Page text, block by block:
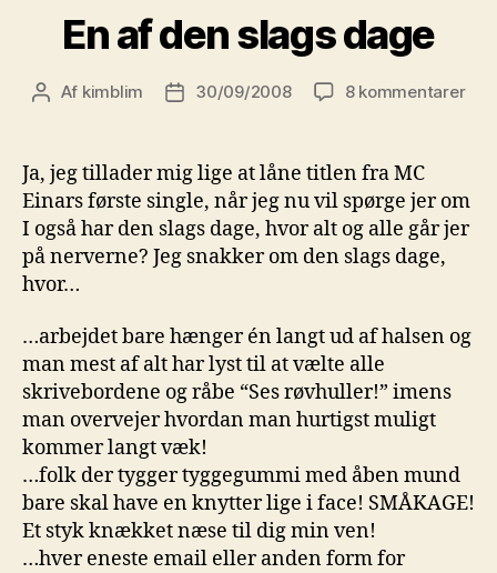
En af den slags dage
Indlægsforfatter
Af kimblim Indlægsdato
30/09/2008 8 kommentarertil
Ja, jeg tillader mig lige at låne titlen fra MC
Einars første single, når jeg nu vil spørge jer om
I også har den slags dage, hvor alt og alle går jer
på nerverne? Jeg snakker om den slags dage,
hvor…
…arbejdet bare hænger én langt ud af halsen og
man mest af alt har lyst til at vælte alle
skrivebordene og råbe “Ses røvhuller!” imens
man overvejer hvordan man hurtigst muligt
kommer langt væk!
…folk der tygger tyggegummi med åben mund
bare skal have en knytter lige i face! SMÅKAGE!
Et styk knækket næse til dig min ven!
…hver eneste email eller anden form for